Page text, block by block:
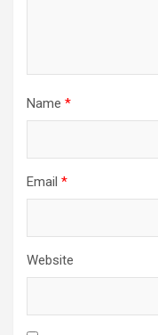
Name *
Email *
Website